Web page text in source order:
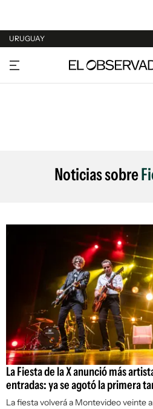
URUGUAY
URUGUAY
ARGENTINA
Noticias sobre
La Fiesta de la X anunció más
entradas: ya se agotó la primera
La fiesta volverá a Montevideo veinte